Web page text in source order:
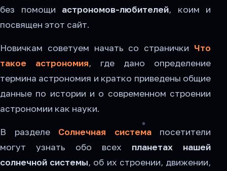
без помощи астрономов-любителей, коим и
посвящен этот сайт.
Новичкам советуем начать со странички Что
такое астрономия, где дано определение
термина астрономия и кратко приведены общие
данные по истории и о современном строении
астрономии как науки.
В разделе Солнечная системапосетители
могут узнать обо всех планетах нашей
солнечной системы, об их строении, движении,